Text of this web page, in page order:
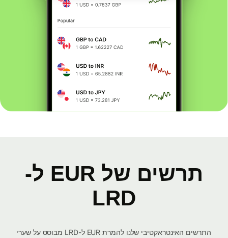
תרשים של EUR ל-
LRD
התרשים האינטראקטיבי שלנו להמרת EUR ל-LRD מבוסס על שערי